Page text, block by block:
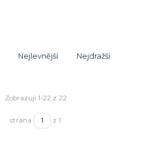
Nejlevnější Nejdražší
Zobrazuji 1-22 z 22
strana z 1